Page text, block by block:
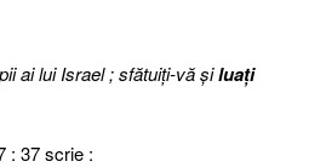
ai lui Israel ; sfătuiţi-vă şiluaţi
: 37 scrie :